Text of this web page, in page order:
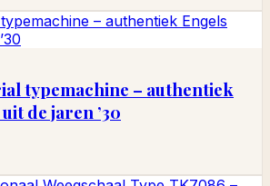
typemachine – authentiek
de jaren ’30